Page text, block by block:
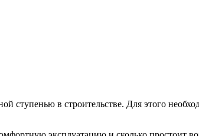
ступенью в строительстве. Для этого